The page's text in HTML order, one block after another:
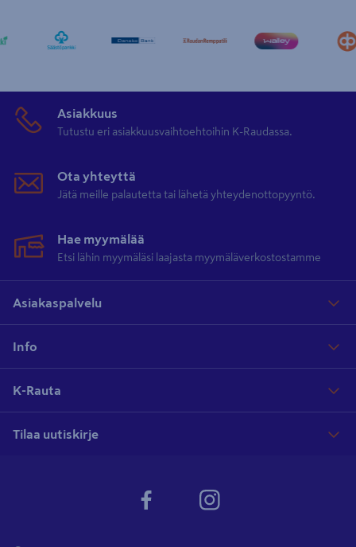
Asiakkuus
Tutustu eri asiakkuusvaihtoehtoihin K-Raudassa.
Ota yhteyttä
Jätä meille palautetta tai lähetä yhteydenottopyyntö.
Hae myymälää
Etsi lähin myymäläsi laajasta myymäläverkostostamme
Asiakaspalvelu
Info
K-Rauta
Tilaa uutiskirje